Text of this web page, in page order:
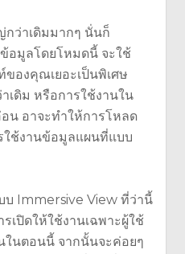
ว่าเดิมมากๆ นั่นก็
อมูลโดยโหมดนี้ จะใช้
องคุณเยอะเป็นพิเศษ
เดิม หรือการใช้งานใน
อาจะทำให้การโหลด
ช้งานข้อมูลแผนที่แบบ
บ Immersive View ที่ว่านี้
เปิดให้ใช้งานเฉพาะผู้ใช้
ในตอนนี้ จากนั้นจะค่อยๆ